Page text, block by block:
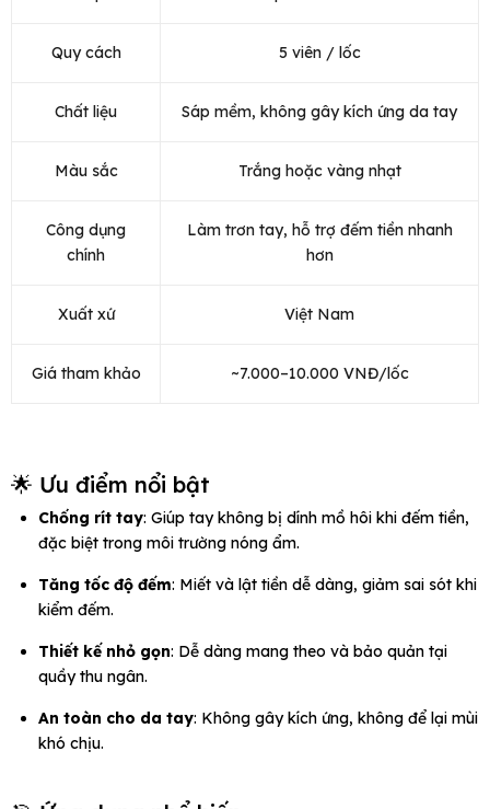
Quy cách 5 viên / lốc
Chất liệu Sáp mềm, không gây kích ứng da tay
Màu sắc Trắng hoặc vàng nhạt
Công dụng
chính
Làm trơn tay, hỗ trợ đếm tiền nhanh
hơn
Xuất xứ Việt Nam
Giá tham khảo ~7.000–10.000 VNĐ/lốc
🌟 Ưu điểm nổi bật
Chống rít tay: Giúp tay không bị dính mồ hôi khi đếm tiền,
đặc biệt trong môi trường nóng ẩm.
Tăng tốc độ đếm: Miết và lật tiền dễ dàng, giảm sai sót khi
kiểm đếm.
Thiết kế nhỏ gọn: Dễ dàng mang theo và bảo quản tại
quầy thu ngân.
An toàn cho da tay: Không gây kích ứng, không để lại mùi
khó chịu.